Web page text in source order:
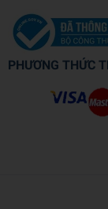
PHƯƠNG THỨC